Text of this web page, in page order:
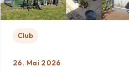
Club
26. Mai 2026